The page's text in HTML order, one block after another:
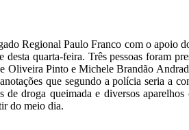
Regional Paulo Franco com o
quarta-feira. Três pessoas foram
Oliveira Pinto e Michele Brandão
que segundo a polícia seria a
de droga queimada e diversos
do meio dia.